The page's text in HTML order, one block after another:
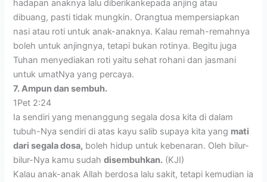
hadapan anaknya lalu diberikankepada anjing atau
dibuang, pasti tidak mungkin. Orangtua mempersiapkan
nasi atau roti untuk anak-anaknya. Kalau remah-remahnya
boleh untuk anjingnya, tetapi bukan rotinya. Begitu juga
Tuhan menyediakan roti yaitu sehat rohani dan jasmani
untuk umatNya yang percaya.
7. Ampun dan sembuh.
1Pet 2:24
Ia sendiri yang menanggung segala dosa kita di dalam
tubuh-Nya sendiri di atas kayu salib supaya kita yang mati
dari segala dosa, boleh hidup untuk kebenaran. Oleh bilur-
bilur-Nya kamu sudahdisembuhkan. (KJI)
Kalau anak-anak Allah berdosa lalu sakit, tetapi kemudian ia